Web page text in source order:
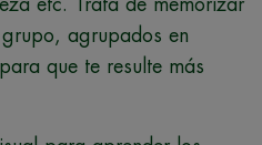
etc. Trata de memorizar
agrupados en
que te resulte más